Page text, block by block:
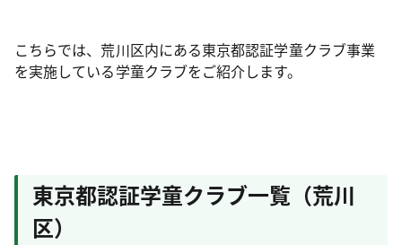
こちらでは、荒川区内にある東京都認証学童クラブ事業
を実施している学童クラブをご紹介します。
東京都認証学童クラブ一覧（荒川
区）